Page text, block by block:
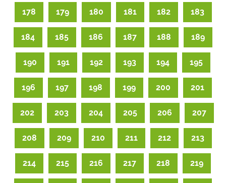
178 179 180 181 182 183
184 185 186 187 188 189
190 191 192 193 194 195
196 197 198 199 200 201
202 203 204 205 206 207
208 209 210 211 212 213
214 215 216 217 218 219